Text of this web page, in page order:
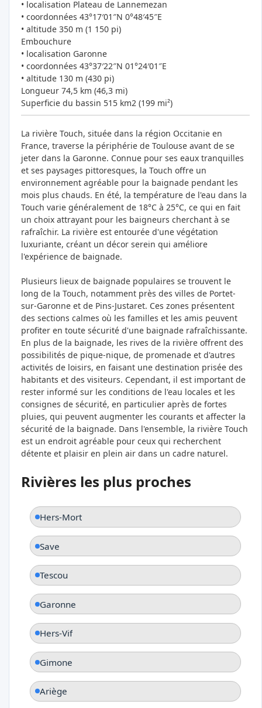
• localisation Plateau de Lannemezan
• coordonnées 43°17′01″N 0°48′45″E
• altitude 350 m (1 150 pi)
Embouchure
• localisation Garonne
• coordonnées 43°37′22″N 01°24′01″E
• altitude 130 m (430 pi)
Longueur 74,5 km (46,3 mi)
Superficie du bassin 515 km2 (199 mi²)
La rivière Touch, située dans la région Occitanie en
France, traverse la périphérie de Toulouse avant de se
jeter dans la Garonne. Connue pour ses eaux tranquilles
et ses paysages pittoresques, la Touch offre un
environnement agréable pour la baignade pendant les
mois plus chauds. En été, la température de l'eau dans la
Touch varie généralement de 18°C à 25°C, ce qui en fait
un choix attrayant pour les baigneurs cherchant à se
rafraîchir. La rivière est entourée d'une végétation
luxuriante, créant un décor serein qui améliore
l'expérience de baignade.
Plusieurs lieux de baignade populaires se trouvent le
long de la Touch, notamment près des villes de Portet-
sur-Garonne et de Pins-Justaret. Ces zones présentent
des sections calmes où les familles et les amis peuvent
profiter en toute sécurité d'une baignade rafraîchissante.
En plus de la baignade, les rives de la rivière offrent des
possibilités de pique-nique, de promenade et d'autres
activités de loisirs, en faisant une destination prisée des
habitants et des visiteurs. Cependant, il est important de
rester informé sur les conditions de l'eau locales et les
consignes de sécurité, en particulier après de fortes
pluies, qui peuvent augmenter les courants et affecter la
sécurité de la baignade. Dans l'ensemble, la rivière Touch
est un endroit agréable pour ceux qui recherchent
détente et plaisir en plein air dans un cadre naturel.
Rivières les plus proches
Hers-Mort
Save
Tescou
Garonne
Hers-Vif
Gimone
Ariège